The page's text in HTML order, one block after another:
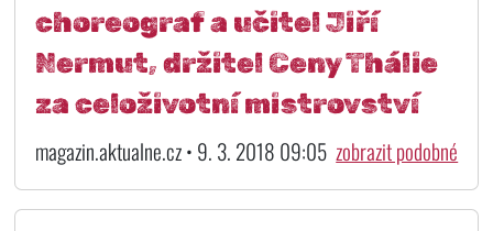
choreograf a učitel Jiří
Nermut, držitel Ceny Thálie
za celoživotní mistrovství
magazin.aktualne.cz • 9. 3. 2018 09:05 zobrazit podobné